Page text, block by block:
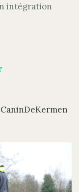
intégration